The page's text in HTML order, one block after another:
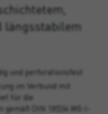
längsstabilem
und perforationsfest
im Verbund mit
für die
DIN 18534 W0-I-